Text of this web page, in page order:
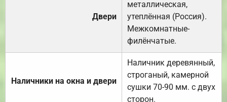
Двери
металлическая,
утеплённая (Россия).
Межкомнатные-
филёнчатые.
Наличники на окна и двери
Наличник деревянный,
строганый, камерной
сушки 70-90 мм. с двух
сторон.